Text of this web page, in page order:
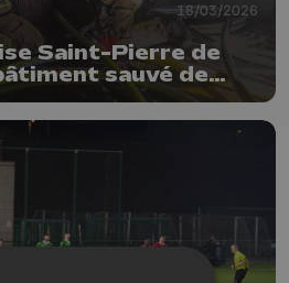
18/03/2026
Saint-Pierre de
sauvé de